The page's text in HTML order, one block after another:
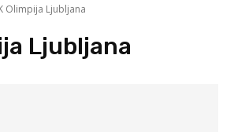
Olimpija Ljubljana
Ljubljana